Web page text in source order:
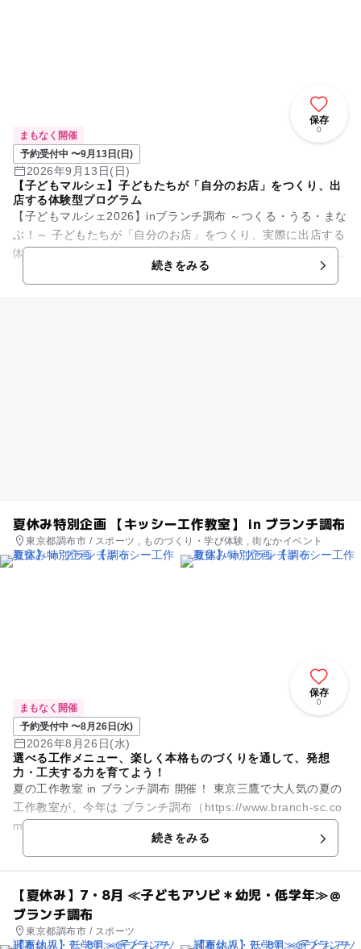
保存
0
まもなく開催
予約受付中 〜9月13日(日)
2026年9月13日(日)
【子どもマルシェ】子どもたちが「自分のお店」をつくり、出
店する体験型プログラム
【子どもマルシェ2026】inブランチ調布 ～つくる・うる・まな
ぶ！～ 子どもたちが「自分のお店」をつくり、実際に出店する
体験型プログラムです。 商品づくり、値段決め、接客、販売ま
続きをみる
夏休み特別企画 【キッシー工作教室】 in ブランチ調布
東京都調布市 / スポーツ , ものづくり・学び体験 , 街なかイベント
保存
0
まもなく開催
予約受付中 〜8月26日(水)
2026年8月26日(水)
選べる工作メニュー、楽しく本格ものづくりを通して、発想
力・工夫する力を育てよう！
夏の工作教室 in ブランチ調布 開催！ 東京三鷹で大人気の夏の
工作教室が、今年は ブランチ調布（https://www.branch-sc.co
m/chofu/） ※コモンズパーク運...
続きをみる
【夏休み】7・8月 ≪子どもアソビ＊幼児・低学年≫＠
ブランチ調布
東京都調布市 / スポーツ